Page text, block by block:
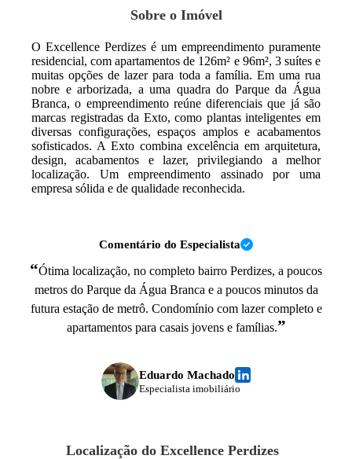
Sobre o Imóvel
O Excellence Perdizes é um empreendimento puramente
residencial, com apartamentos de 126m² e 96m², 3 suítes e
muitas opções de lazer para toda a família. Em uma rua
nobre e arborizada, a uma quadra do Parque da Água
Branca, o empreendimento reúne diferenciais que já são
marcas registradas da Exto, como plantas inteligentes em
diversas configurações, espaços amplos e acabamentos
sofisticados. A Exto combina excelência em arquitetura,
design, acabamentos e lazer, privilegiando a melhor
localização. Um empreendimento assinado por uma
empresa sólida e de qualidade reconhecida.
Comentário do Especialista
“Ótima localização, no completo bairro Perdizes, a poucos
metros do Parque da Água Branca e a poucos minutos da
futura estação de metrô. Condomínio com lazer completo e
apartamentos para casais jovens e famílias.”
Eduardo Machado
Especialista imobiliário
Localização do Excellence Perdizes